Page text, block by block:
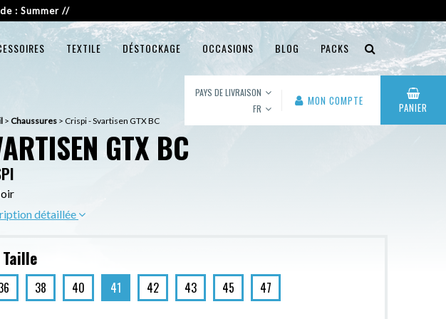
: Summer //
TEXTILE DÉSTOCKAGE OCCASIONS BLOG PACKS
PAYS DE LIVRAISON
FR
MON COMPTE PANIER
> Chaussures > Crispi - Svartisen GTX BC
GTX BC
détaillée
38 40 41 42 43 45 47